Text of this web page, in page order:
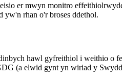
er mwyn monitro
yw'n rhan o'r broses ddethol.
hawl gyfreithiol i weithio o
(a elwid gynt yn wiriad y